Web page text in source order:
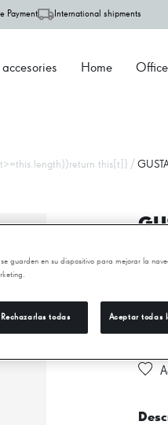
Payment International shipments
Home Office
this[t]} /
−
guarden en su dispositivo para mejorar la
Rechazarlas todas Aceptar todas